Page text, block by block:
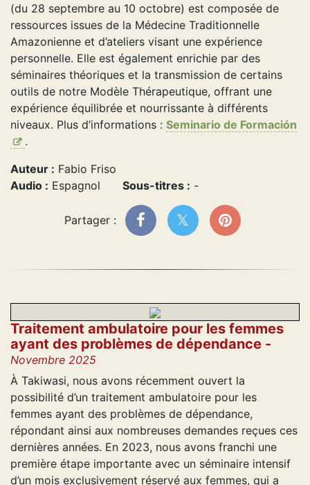
(du 28 septembre au 10 octobre) est composée de
ressources issues de la Médecine Traditionnelle
Amazonienne et d’ateliers visant une expérience
personnelle. Elle est également enrichie par des
séminaires théoriques et la transmission de certains
outils de notre Modèle Thérapeutique, offrant une
expérience équilibrée et nourrissante à différents
niveaux. Plus d’informations : Seminario de Formación
.
Auteur : Fabio Friso
Audio : Espagnol Sous-titres : -
Partager :
Traitement ambulatoire pour les femmes
ayant des problèmes de dépendance -
Novembre 2025
À Takiwasi, nous avons récemment ouvert la
possibilité d’un traitement ambulatoire pour les
femmes ayant des problèmes de dépendance,
répondant ainsi aux nombreuses demandes reçues ces
dernières années. En 2023, nous avons franchi une
première étape importante avec un séminaire intensif
d’un mois exclusivement réservé aux femmes, qui a